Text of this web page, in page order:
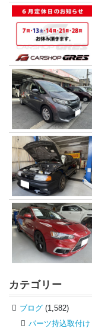
カテゴリー
ブログ (1,582)
パーツ持込取付け